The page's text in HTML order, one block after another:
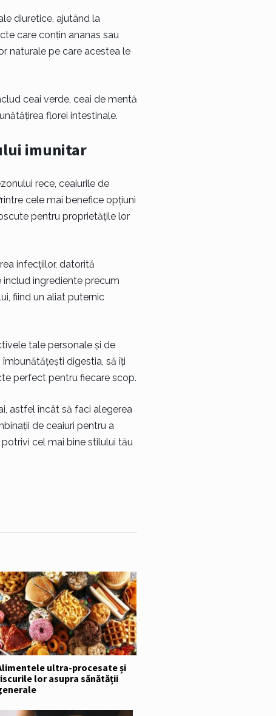
diuretice, ajutând la
care conțin ananas sau
naturale pe care acestea le
ceai verde, ceai de mentă
florei intestinale.
imunitar
rece, ceaiurile de
cele mai benefice opțiuni
pentru proprietățile lor
infecțiilor, datorită
includ ingrediente precum
fiind un aliat puternic
tale personale și de
digestia, să îți
perfect pentru fiecare scop.
astfel încât să faci alegerea
de ceaiuri pentru a
cel mai bine stilului tău
ultra-procesate și
lor asupra sănătății